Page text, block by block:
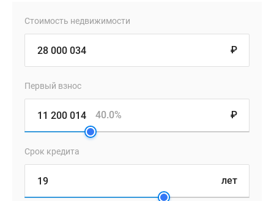
Стоимость недвижимости
₽
Первый взнос
₽
40.0%
Срок кредита
лет